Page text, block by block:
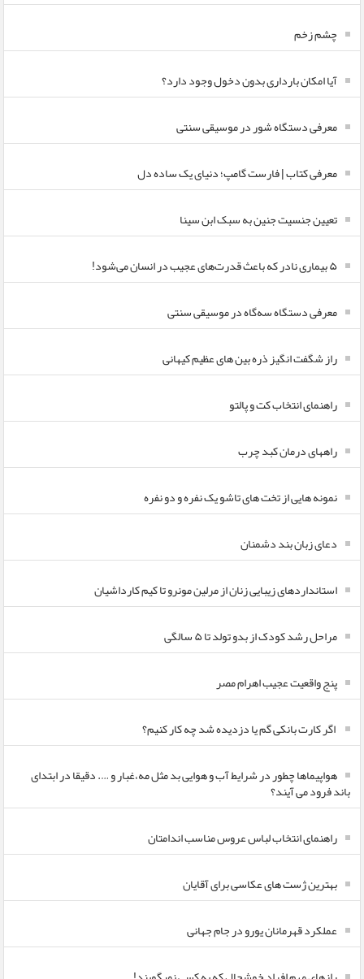
چشم زخم
آیا امکان بارداری بدون دخول وجود دارد؟
معرفی دستگاه شور در موسیقی سنتی
معرفی کتاب | فارست گامپ؛ دنیای یک ساده دل
تعیین جنسیت جنین به سبک ابن سینا
۵ بیماری نادر که باعث قدرت‌های عجیب در انسان می‌شود!
معرفی دستگاه سه‌گاه در موسیقی سنتی
راز شگفت انگیز ذره بین های عظیم کیهانی
راهنمای انتخاب کت و پالتو
راههای درمان کبد چرب
نمونه هایی از تخت های تاشو یک نفره و دو نفره
دعای زبان بند دشمنان
استانداردهای زیبایی زنان از مرلین مونرو تا کیم کارداشیان
مراحل رشد کودک از بدو تولد تا ۵ سالگی
پنج واقعیت عجیب اهرام مصر
اگر کارت بانکی گم یا دزدیده شد چه کار کنیم؟
هواپیماها چطور در شرایط آب و هوایی بد مثل مه،غبار و …. دقیقا در ابتدای
باند فرود می آیند؟
راهنمای انتخاب لباس عروس مناسب اندامتان
بهترین ژست های عکاسی برای آقایان
عملکرد قهرمانان یورو در جام جهانی